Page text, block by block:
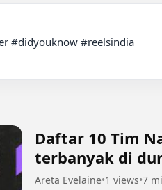
Daftar 10 Tim
terbanyak di
Areta Evelaine•1 views•7